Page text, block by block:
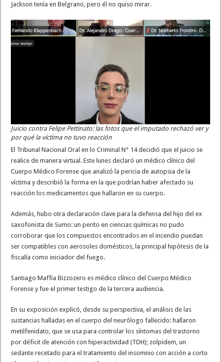
Jackson tenía en Belgrano, pero él no quiso mirar.
Juicio contra Felipe Pettinato: las fotos que el imputado rechazó ver y
por qué la víctima no tuvo reacción
El Tribunal Nacional Oral en lo Criminal N° 14 decidió que el juicio se
realice de manera virtual. Este lunes declaró un médico clínico del
Cuerpo Médico Forense que analizó la pericia de autopsia de la
víctima y describió la forma en la que podrían haber afectado su
reacción los medicamentos que hallaron en su cuerpo.
Además, hubo otra declaración clave para la defensa del hijo del ex
saxofonista de Sumo: un perito en ciencias químicas no pudo
corroborar que los compuestos encontrados en el incendio puedan
ser compatibles con aerosoles domésticos, la principal hipótesis de la
fiscalía como iniciador del fuego.
Santiago Maffia Bizzozero es médico clínico del Cuerpo Médico
Forense y fue el primer testigo de la tercera audiencia.
En su exposición explicó, desde su perspectiva, el análisis de las
sustancias halladas en el cuerpo del neurólogo fallecido: hallaron
metilfenidato, que se usa para controlar los síntomas del trastorno
por déficit de atención con hiperactividad (TDH); zolpidem, un
sedante recetado para el tratamiento del insomnio con acción a corto